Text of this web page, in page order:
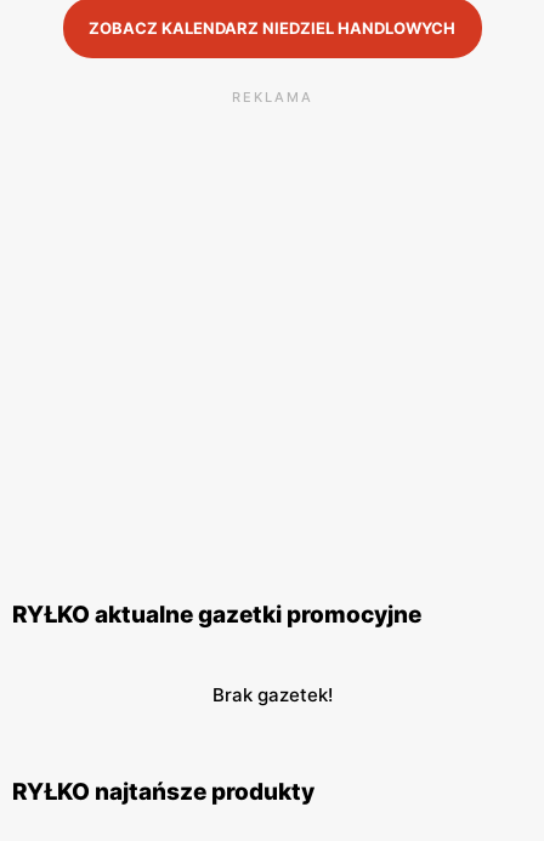
ZOBACZ KALENDARZ NIEDZIEL HANDLOWYCH
REKLAMA
RYŁKO aktualne gazetki promocyjne
Brak gazetek!
RYŁKO najtańsze produkty